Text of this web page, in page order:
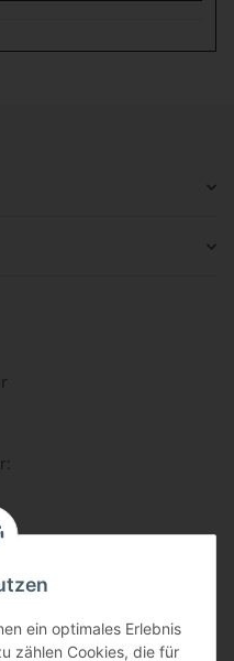
ein optimales Erlebnis
zählen Cookies, die für